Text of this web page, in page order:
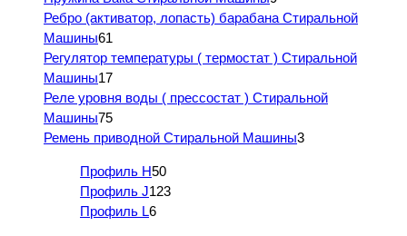
Ребро (активатор, лопасть) барабана Стиральной
Машины61
Регулятор температуры ( термостат ) Стиральной
Машины17
Реле уровня воды ( прессостат ) Стиральной
Машины75
Ремень приводной Стиральной Машины3
Профиль H50
Профиль J123
Профиль L6